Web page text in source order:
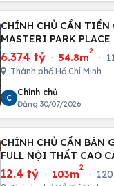
CHÍNH CHỦ CẦN TIỀN
MASTERI PARK PLACE
6.374 tỷ · 54.8m
2
·
Thành phố Hồ Chí Minh
C
Chính chủ
Đăng 30/07/2026
CHÍNH CHỦ CẦN BÁN
FULL NỘI THẤT CAO
12.4 tỷ · 103m
2
·